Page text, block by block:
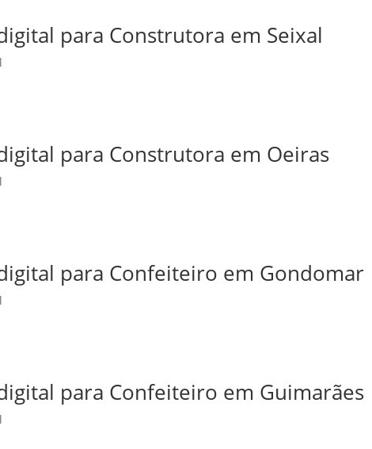
para Construtora em Seixal
para Construtora em Oeiras
para Confeiteiro em Gondomar
para Confeiteiro em Guimarães